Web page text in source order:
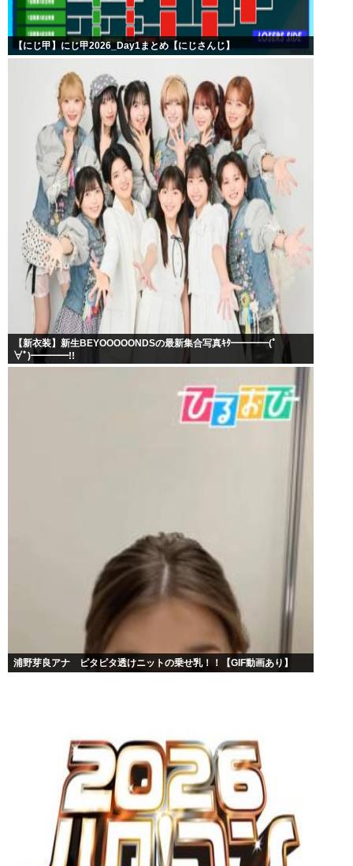
【にじ甲】にじ甲2026_Day1まとめ【にじさんじ】
【新衣装】新生BEYOOOOONDSの最新集合写真ｷﾀ━━━━(ﾟ
∀ﾟ)━━━━!!
浦野芽良アナ ピタピタ透けニットの乗せ乳！！【GIF動画あり】